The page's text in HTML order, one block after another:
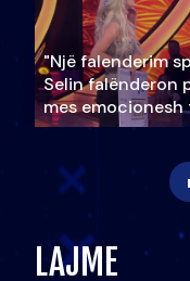
"Një falenderim
Selin falënderon
mes
LAJME